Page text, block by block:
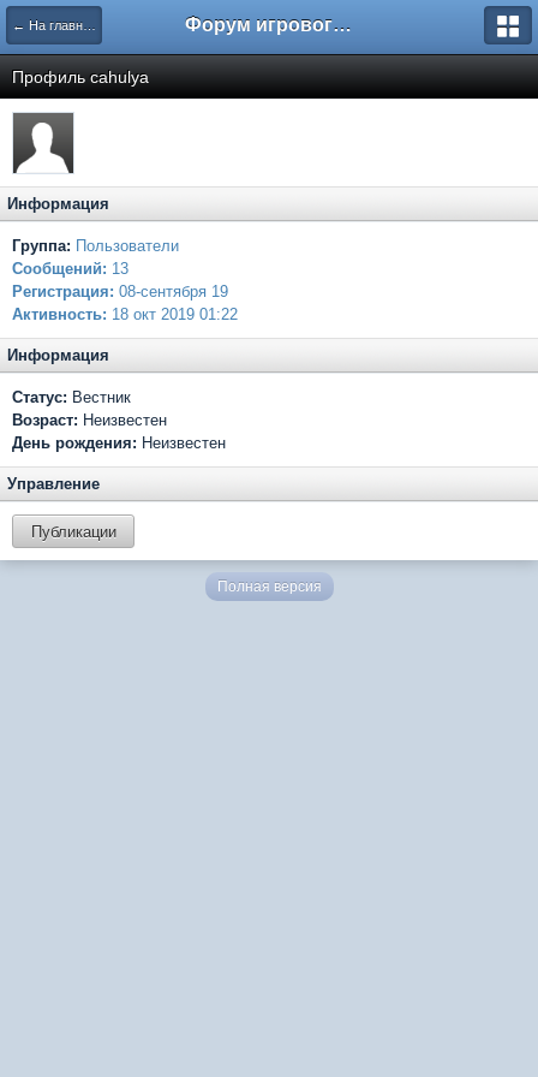
← На главную Форум игрового проекта Riverrise
Профиль cahulya
Информация
Группа: Пользователи
Сообщений: 13
Регистрация: 08-сентября 19
Активность: 18 окт 2019 01:22
Информация
Статус: Вестник
Возраст: Неизвестен
День рождения: Неизвестен
Управление
Публикации
Полная версия